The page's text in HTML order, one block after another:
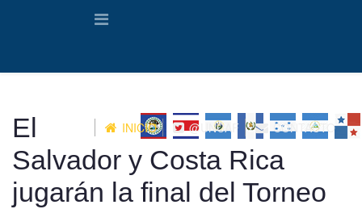
INICIO @UNCAF CONTACTO
El
Salvador y Costa Rica
jugarán la final del Torneo